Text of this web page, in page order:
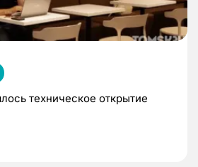
техническое открытие